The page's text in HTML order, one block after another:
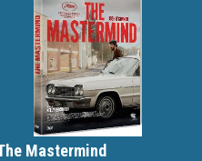
Mastermind